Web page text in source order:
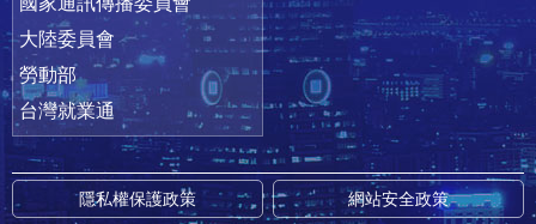
大陸委員會
勞動部
台灣就業通
隱私權保護政策 網站安全政策